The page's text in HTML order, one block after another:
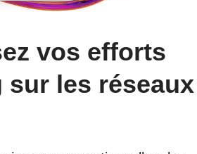
vos efforts
sur les réseaux